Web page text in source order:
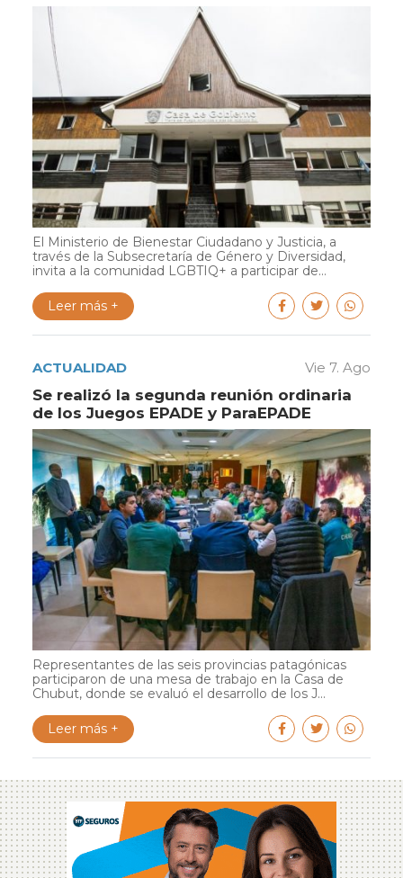
El Ministerio de Bienestar Ciudadano y Justicia, a
través de la Subsecretaría de Género y Diversidad,
invita a la comunidad LGBTIQ+ a participar de...
Leer más +
ACTUALIDAD Vie 7. Ago
Se realizó la segunda reunión ordinaria
de los Juegos EPADE y ParaEPADE
Representantes de las seis provincias patagónicas
participaron de una mesa de trabajo en la Casa de
Chubut, donde se evaluó el desarrollo de los J...
Leer más +